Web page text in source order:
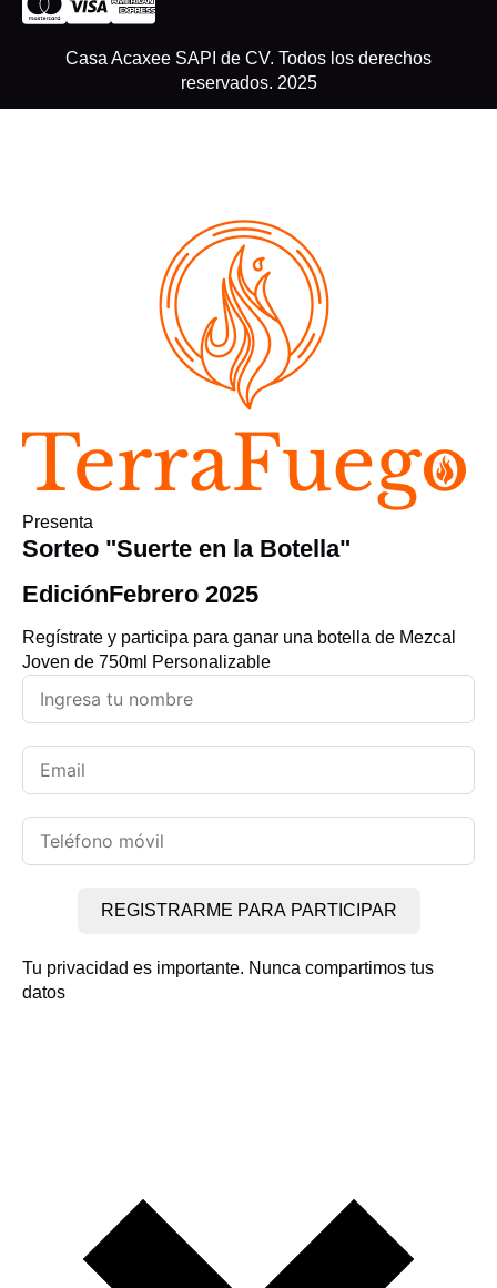
Casa Acaxee SAPI de CV. Todos los derechos
reservados. 2025
Presenta
Sorteo "Suerte en la Botella"
EdiciónFebrero 2025
Regístrate y participa para ganar una botella de Mezcal
Joven de 750ml Personalizable
REGISTRARME PARA PARTICIPAR
Tu privacidad es importante. Nunca compartimos tus
datos